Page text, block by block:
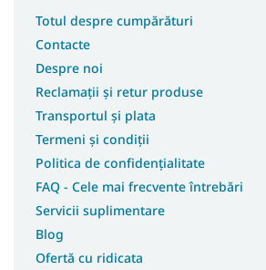
Totul despre cumpărături
Contacte
Despre noi
Reclamații și retur produse
Transportul și plata
Termeni și condiții
Politica de confidențialitate
FAQ - Cele mai frecvente întrebări
Servicii suplimentare
Blog
Ofertă cu ridicata